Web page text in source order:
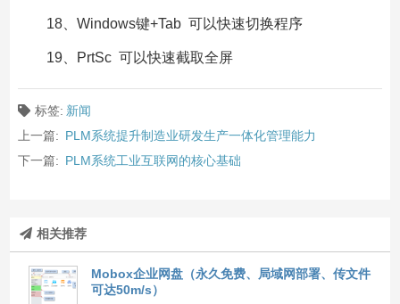
18、Windows键+Tab 可以快速切换程序
19、PrtSc 可以快速截取全屏
标签: 新闻
上一篇: PLM系统提升制造业研发生产一体化管理能力
下一篇: PLM系统工业互联网的核心基础
相关推荐
Mobox企业网盘（永久免费、局域网部署、传文件
可达50m/s）